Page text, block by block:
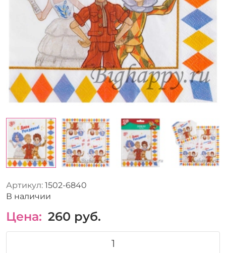
Артикул: 1502-6840
В наличии
Цена: 260 руб.